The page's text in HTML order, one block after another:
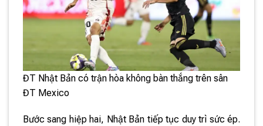
ĐT Nhật Bản có trận hòa không bàn thắng trên sân
ĐT Mexico
Bước sang hiệp hai, Nhật Bản tiếp tục duy trì sức ép.